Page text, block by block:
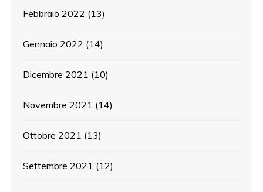
Febbraio 2022 (13)
Gennaio 2022 (14)
Dicembre 2021 (10)
Novembre 2021 (14)
Ottobre 2021 (13)
Settembre 2021 (12)